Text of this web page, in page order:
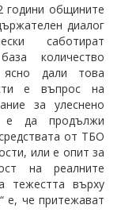
години общините
диалог
саботират
количество
дали това
е въпрос на
за улеснено
е да продължи
от ТБО
или е опит за
на реалните
тежестта върху
е, че притежават